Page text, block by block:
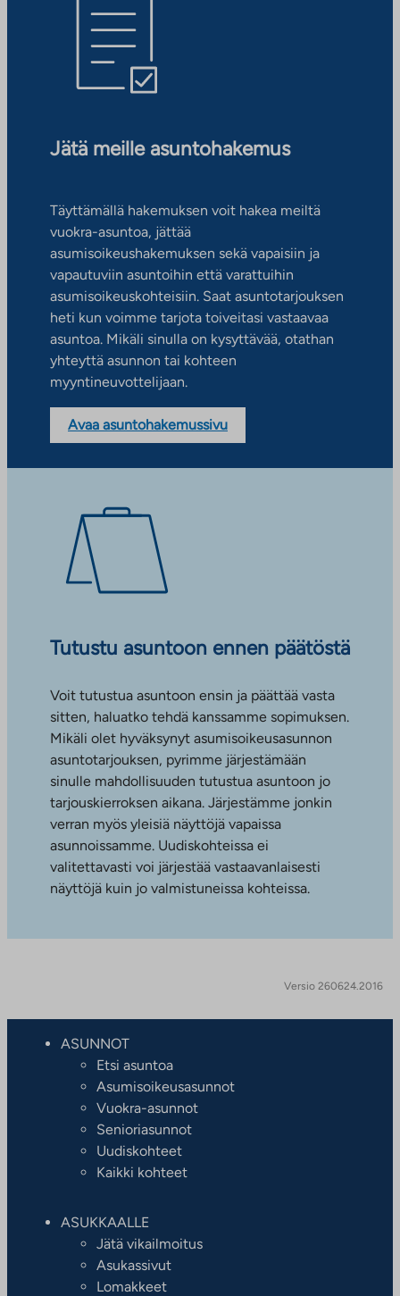
Jätä meille asuntohakemus
Täyttämällä hakemuksen voit hakea meiltä
vuokra-asuntoa, jättää
asumisoikeushakemuksen sekä vapaisiin ja
vapautuviin asuntoihin että varattuihin
asumisoikeuskohteisiin. Saat asuntotarjouksen
heti kun voimme tarjota toiveitasi vastaavaa
asuntoa. Mikäli sinulla on kysyttävää, otathan
yhteyttä asunnon tai kohteen
myyntineuvottelijaan.
Avaa asuntohakemussivu
Tutustu asuntoon ennen päätöstä
Voit tutustua asuntoon ensin ja päättää vasta
sitten, haluatko tehdä kanssamme sopimuksen.
Mikäli olet hyväksynyt asumisoikeusasunnon
asuntotarjouksen, pyrimme järjestämään
sinulle mahdollisuuden tutustua asuntoon jo
tarjouskierroksen aikana. Järjestämme jonkin
verran myös yleisiä näyttöjä vapaissa
asunnoissamme. Uudiskohteissa ei
valitettavasti voi järjestää vastaavanlaisesti
näyttöjä kuin jo valmistuneissa kohteissa.
Versio 260624.2016
ASUNNOT
Etsi asuntoa
Asumisoikeusasunnot
Vuokra-asunnot
Senioriasunnot
Uudiskohteet
Kaikki kohteet
ASUKKAALLE
Jätä vikailmoitus
Asukassivut
Lomakkeet